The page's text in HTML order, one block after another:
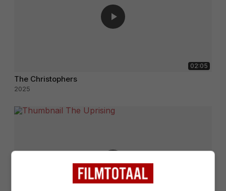
02:05
The Christophers
2025